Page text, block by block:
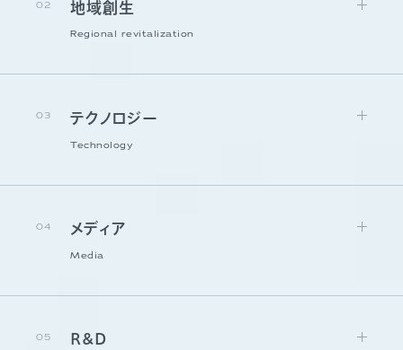
02 地域創生
Regional revitalization
03 テクノロジー
Technology
04 メディア
Media
05 R&D